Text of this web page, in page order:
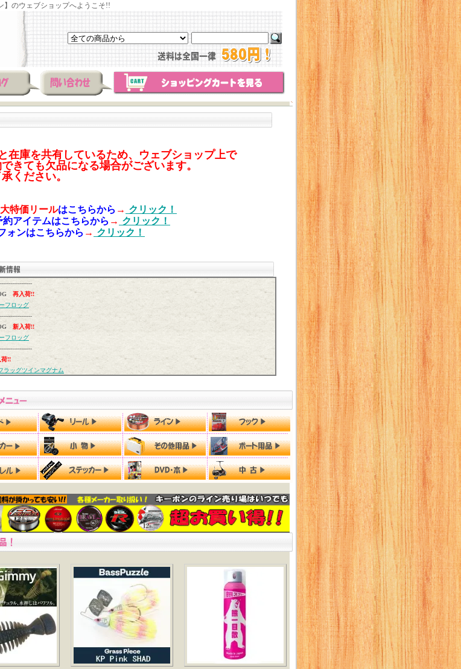
】のウェブショップへようこそ!!
在庫を共有しているため、ウェブショップ上で
きても欠品になる場合がございます。
ください。
特価リールはこちらから → クリック！
約アイテムはこちらから → クリック！
ォンはこちらから → クリック！
再入荷!!
フロッグ
新入荷!!
フロッグ
荷!!
ラッグツインマグナム
ツ新入荷!!
Zenon Mg 32mm Spool（ゼノン エムジー 32ミリ スプール）
ZENON Mg BF Spool（ゼノン用 エムジー ビーエフ スプール）
再入荷!!
ー コテカ
入荷!!
ス）入荷!!
ーバイJr）
（クーバイJr MR）
プレー 熊一目散
ーン 再入荷!!
マー 3/8oz・1/2oz CG限定カラー
ボガスト
新入荷!!
【G600】
入荷!!
ラッター